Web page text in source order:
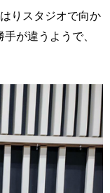
りスタジオで向か
が違うようで、